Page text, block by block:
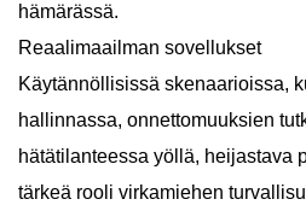
hämärässä.
Reaalimaailman sovellukset
Käytännöllisissä skenaarioissa,
hallinnassa, onnettomuuksien
hätätilanteessa yöllä, heijastava
tärkeä rooli virkamiehen